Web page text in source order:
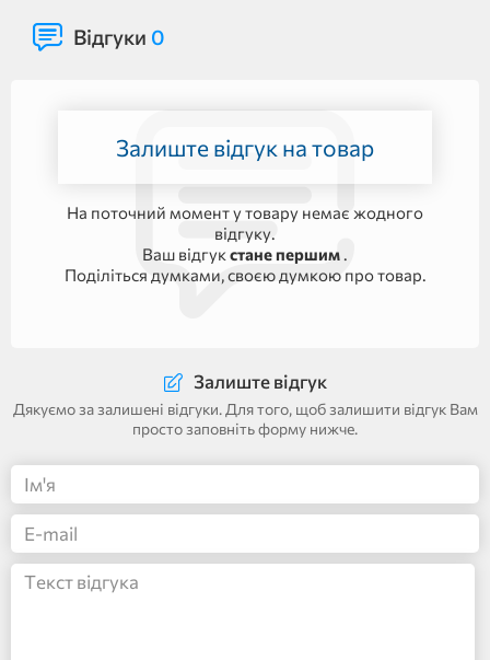
Відгуки 0
Залиште відгук на товар
На поточний момент у товару немає жодного
відгуку.
Ваш відгук стане першим .
Поділіться думками, своєю думкою про товар.
Залиште відгук
Дякуємо за залишені відгуки. Для того, щоб залишити відгук Вам
просто заповніть форму нижче.